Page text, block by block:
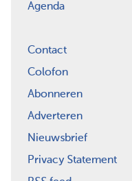
Agenda
Contact
Colofon
Abonneren
Adverteren
Nieuwsbrief
Privacy Statement